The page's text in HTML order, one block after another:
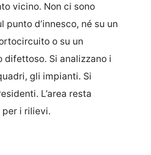
vicino. Non ci sono
punto d’innesco, né su un
o su un
difettoso. Si analizzano i
gli impianti. Si
L’area resta
i rilievi.